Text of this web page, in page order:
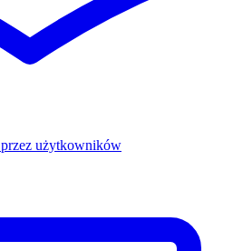
użytkowników